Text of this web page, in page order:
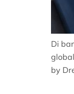
Di
by